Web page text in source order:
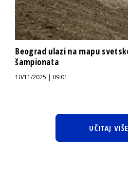
Beograd ulazi na mapu
šampionata
10/11/2025 | 09:01
UČITAJ VIŠE